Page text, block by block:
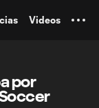
Videos
por